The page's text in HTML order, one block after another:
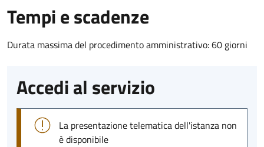
Tempi e scadenze
Durata massima del procedimento amministrativo: 60 giorni
Accedi al servizio
La presentazione telematica dell'istanza non
è disponibile